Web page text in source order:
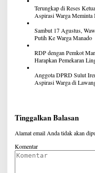
Terungkap di Reses
Aspirasi Warga
Sambut 17 Agustus,
Putih Ke Warga Manado
RDP dengan Pemkot
Harapkan Pemekaran
Anggota DPRD Sulut
Aspirasi Warga di
Tinggalkan Balasan
Alamat email Anda tidak akan
Komentar